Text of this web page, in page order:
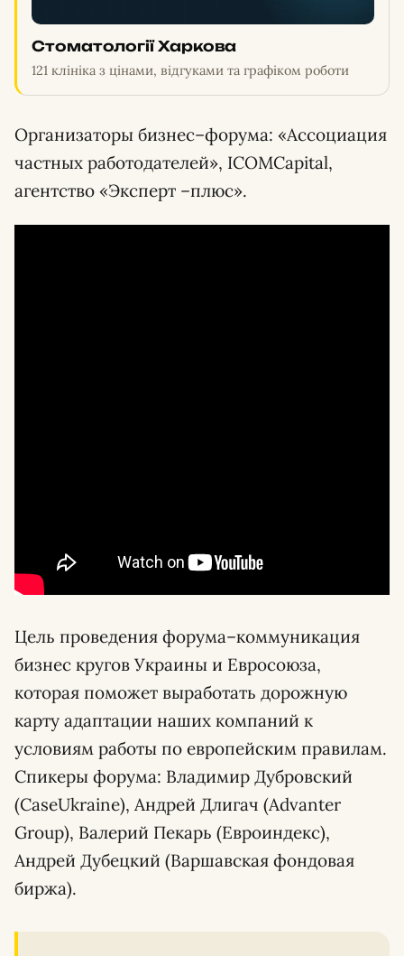
Стоматології Харкова
121 клініка з цінами, відгуками та графіком роботи
Организаторы бизнес–форума: «Ассоциация
частных работодателей», ICOMCapital,
агентство «Эксперт –плюс».
Цель проведения форума–коммуникация
бизнес кругов Украины и Евросоюза,
которая поможет выработать дорожную
карту адаптации наших компаний к
условиям работы по европейским правилам.
Спикеры форума: Владимир Дубровский
(CaseUkraine), Андрей Длигач (Advanter
Group), Валерий Пекарь (Евроиндекс),
Андрей Дубецкий (Варшавская фондовая
биржа).